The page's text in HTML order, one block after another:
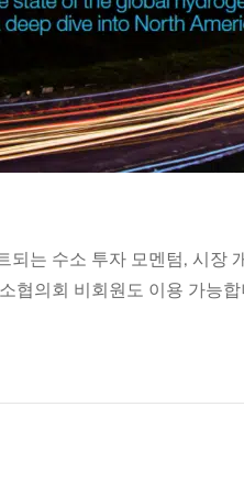
되는 수소 투자 모멘텀, 시장
협의회 비회원도 이용 가능